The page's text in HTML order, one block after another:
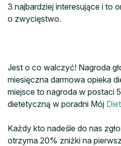
3 najbardziej interesujące i to
o zwycięstwo.
Jest o co walczyć! Nagroda
miesięczna darmowa opieka
miejsce to nagroda w postaci
dietetyczną w poradni Mój
Każdy kto nadeśle do nas
otrzyma 20% zniżki na